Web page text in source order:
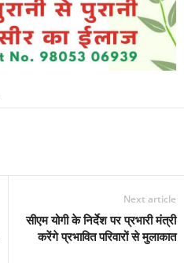
Next article
सीएम योगी के निर्देश पर प्रभारी मंत्री
करेंगे प्रभावित परिवारों से मुलाकात